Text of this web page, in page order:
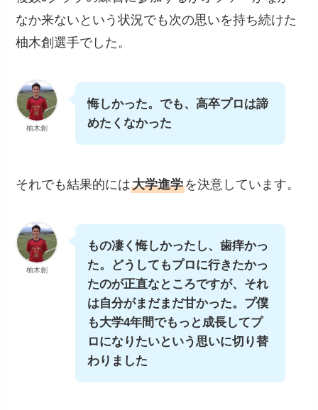
なか来ないという状況でも次の思いを持ち続けた
柚木創選手でした。
柚木創
悔しかった。でも、高卒プロは諦
めたくなかった
それでも結果的には大学進学を決意しています。
柚木創
もの凄く悔しかったし、歯痒かっ
た。どうしてもプロに行きたかっ
たのが正直なところですが、それ
は自分がまだまだ甘かった。プ僕
も大学4年間でもっと成長してプ
ロになりたいという思いに切り替
わりました